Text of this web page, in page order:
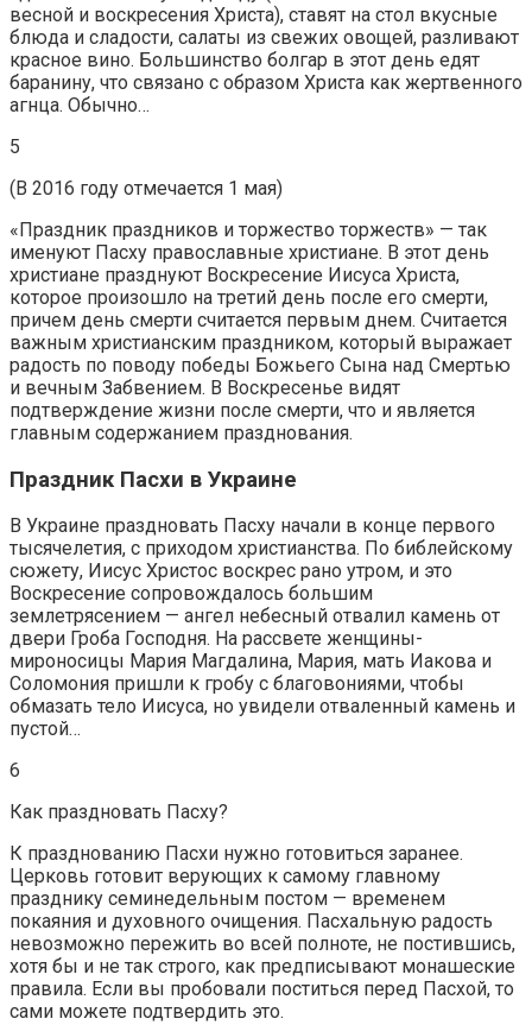
весной и воскресения Христа), ставят на стол вкусные
блюда и сладости, салаты из свежих овощей, разливают
красное вино. Большинство болгар в этот день едят
баранину, что связано с образом Христа как жертвенного
агнца. Обычно…
5
(В 2016 году отмечается 1 мая)
«Праздник праздников и торжество торжеств» — так
именуют Пасху православные христиане. В этот день
христиане празднуют Воскресение Иисуса Христа,
которое произошло на третий день после его смерти,
причем день смерти считается первым днем. Считается
важным христианским праздником, который выражает
радость по поводу победы Божьего Сына над Смертью
и вечным Забвением. В Воскресенье видят
подтверждение жизни после смерти, что и является
главным содержанием празднования.
Праздник Пасхи в Украине
В Украине праздновать Пасху начали в конце первого
тысячелетия, с приходом христианства. По библейскому
сюжету, Иисус Христос воскрес рано утром, и это
Воскресение сопровождалось большим
землетрясением — ангел небесный отвалил камень от
двери Гроба Господня. На рассвете женщины-
мироносицы Мария Магдалина, Мария, мать Иакова и
Соломония пришли к гробу с благовониями, чтобы
обмазать тело Иисуса, но увидели отваленный камень и
пустой…
6
Как праздновать Пасху?
К празднованию Пасхи нужно готовиться заранее.
Церковь готовит верующих к самому главному
празднику семинедельным постом — временем
покаяния и духовного очищения. Пасхальную радость
невозможно пережить во всей полноте, не постившись,
хотя бы и не так строго, как предписывают монашеские
правила. Если вы пробовали поститься перед Пасхой, то
сами можете подтвердить это.